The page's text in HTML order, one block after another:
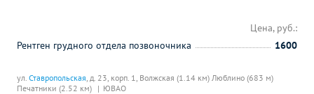
ул. Ставропольская, д. 23, корп. 1, Волжская (1.14 км) Люблино (683 м)
Печатники (2.52 км)
ЮВАО
Цена, руб.:
Рентген грудного отдела позвоночника
1600